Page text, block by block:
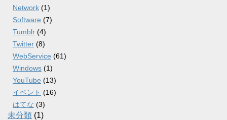
Network (1)
Software (7)
Tumblr (4)
Twitter (8)
WebService (61)
Windows (1)
YouTube (13)
イベント (16)
はてな (3)
未分類 (1)